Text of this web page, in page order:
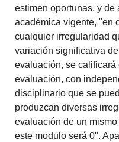
estimen oportunas, y de
académica vigente, "en
cualquier irregularidad
variación significativa
evaluación, se calificará
evaluación, con
disciplinario que se
produzcan diversas
evaluación de un
este modulo será 0".